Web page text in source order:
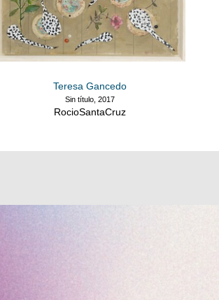
Teresa Gancedo
Sin título, 2017
RocioSantaCruz